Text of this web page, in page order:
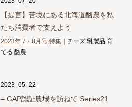
【提言】苦境にある北海道酪農を私
たち消費者で支えよう
2023年 7・8月号 特集 ｜チーズ 乳製品 育
てる 酪農
2023_05_22
– GAP認証農場を訪ねて Series21